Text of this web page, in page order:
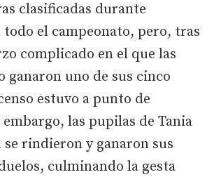
clasificadas durante
el campeonato, pero, tras
complicado en el que las
ganaron uno de sus cinco
estuvo a punto de
las pupilas de Tania
se rindieron y ganaron sus
culminando la gesta